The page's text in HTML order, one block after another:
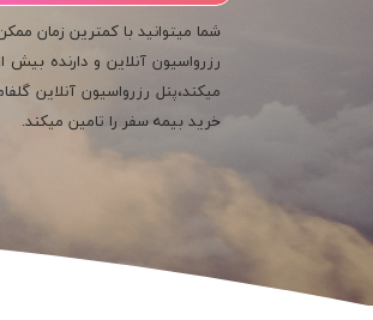
شما میتوانید با کمترین زمان
میکند،پنل رزرواسیون آنلاین
خرید بیمه سفر را تامین میکند.